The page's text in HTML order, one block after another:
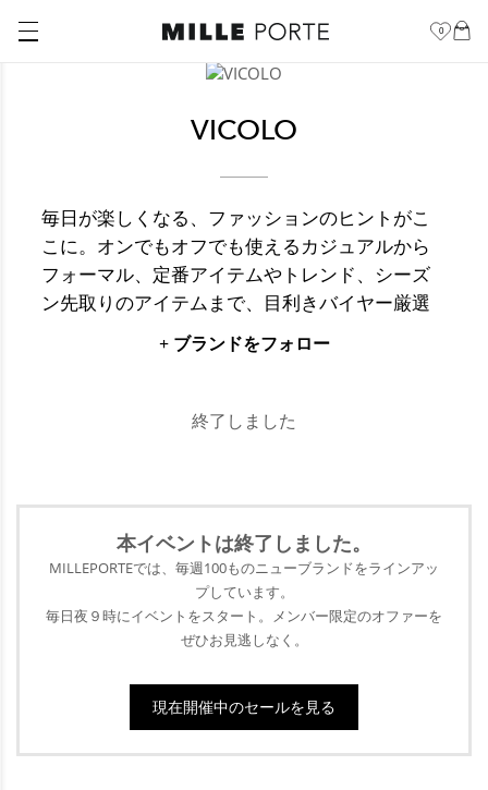
0
VICOLO
毎日が楽しくなる、ファッションのヒントがこ
こに。オンでもオフでも使えるカジュアルから
フォーマル、定番アイテムやトレンド、シーズ
ン先取りのアイテムまで、目利きバイヤー厳選
のブランドがあなたをトータルサポート。キュ
て、楽しく、豊かに、毎日の暮らしに彩りを添
幅広いセレクションをお届けしている当サイト
で、ファッションの世界を変える新しい扉、開
けてみませんか？
+ ブランドをフォロー
終了しました
本イベントは終了 しました。
MILLEPORTEでは、毎週100ものニューブランドをラインアッ
プしています。
毎日夜９時にイベントをスタート。メンバー限定のオファーを
ぜひお見逃しなく。
現在開催中のセールを見る